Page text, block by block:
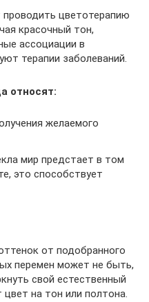
цветотерапию
красочный тон,
ассоциации в
терапии заболеваний.
относят:
желаемого
мир предстает в том
это способствует
от подобранного
перемен может не быть,
свой естественный
на тон или полтона.